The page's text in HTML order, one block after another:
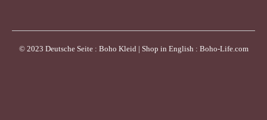
© 2023 Deutsche Seite : Boho Kleid | Shop in English : Boho-Life.com